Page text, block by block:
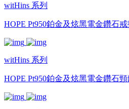
witHins 系列
HOPE Pt950鉑金及炫黑電金鑽石
witHins 系列
HOPE Pt950鉑金及炫黑電金鑽石